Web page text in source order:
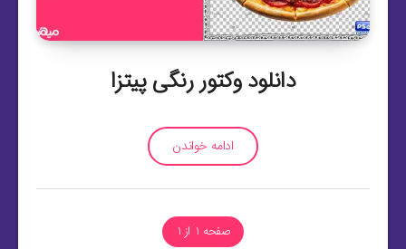
دانلود وکتور رنگی پیتزا
ادامه خواندن
صفحه 1 از 1